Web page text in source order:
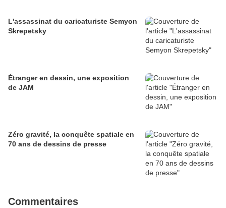
L'assassinat du caricaturiste Semyon
Skrepetsky
Étranger en dessin, une exposition
de JAM
Zéro gravité, la conquête spatiale en
70 ans de dessins de presse
Commentaires